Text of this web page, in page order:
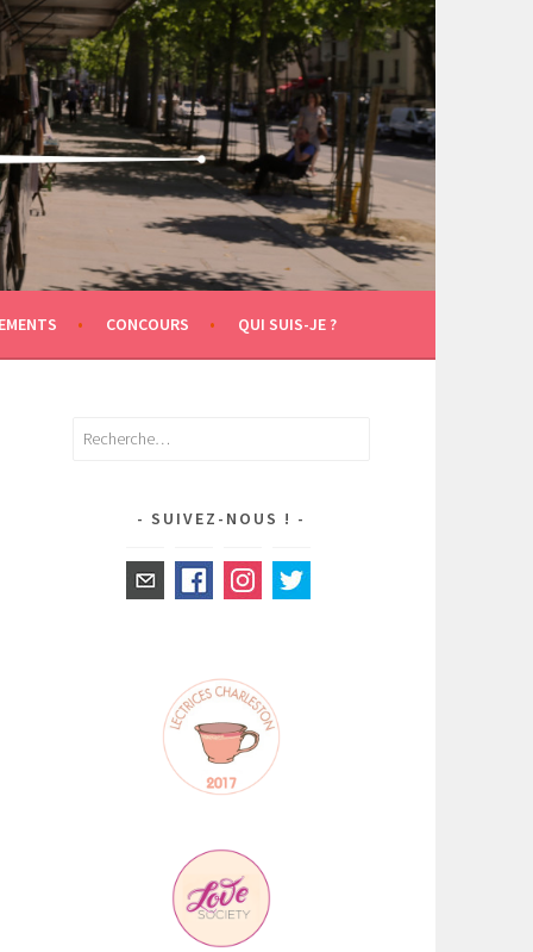
CONCOURS QUI SUIS-JE ?
Rechercher :
SUIVEZ-NOUS !